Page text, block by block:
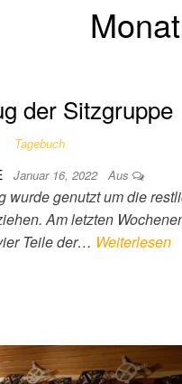
der Sitzgruppe
Tagebuch
Januar 16, 2022 Aus
wurde genutzt um die
Am letzten
Teile der… Weiterlesen